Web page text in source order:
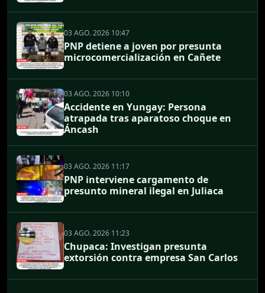
03 AGO. 2026 10:47
PNP detiene a joven por presunta
microcomercialización en Cañete
03 AGO. 2026 10:10
Accidente en Yungay: Persona
atrapada tras aparatoso choque en
Áncash
03 AGO. 2026 11:17
PNP interviene cargamento de
presunto mineral ilegal en Juliaca
03 AGO. 2026 11:23
Chupaca: Investigan presunta
extorsión contra empresa San Carlos